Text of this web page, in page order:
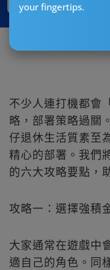
your fingertips.
不少人連打機都會
略，部署策略過關
仔退休生活質素至
精心的部署。我們
的六大攻略要點，
攻略一：選擇強積
大家通常在遊戲中
適自己的角色。同